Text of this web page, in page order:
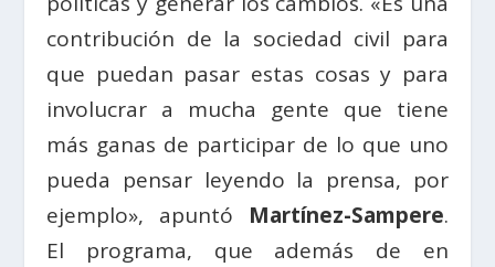
contribución de la sociedad civil para
que puedan pasar estas cosas y para
involucrar a mucha gente que tiene
más ganas de participar de lo que uno
pueda pensar leyendo la prensa, por
ejemplo», apuntó Martínez-Sampere.
El programa, que además de en